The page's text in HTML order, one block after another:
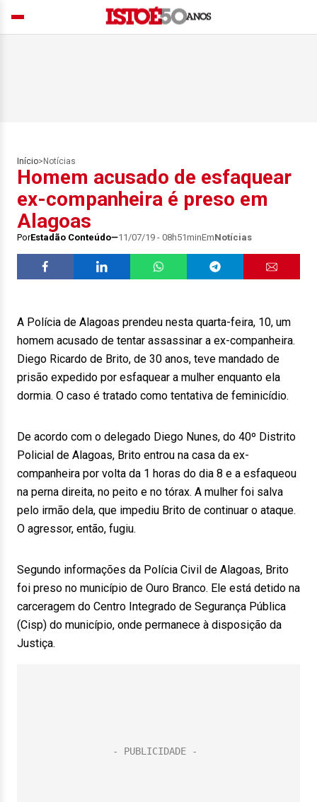
Início> Notícias
Homem acusado de esfaquear
ex-companheira é preso em
Alagoas
PorEstadão Conteúdo 11/07/19 - 08h51minEmNotícias
A Polícia de Alagoas prendeu nesta quarta-feira, 10, um
homem acusado de tentar assassinar a ex-companheira.
Diego Ricardo de Brito, de 30 anos, teve mandado de
prisão expedido por esfaquear a mulher enquanto ela
dormia. O caso é tratado como tentativa de feminicídio.
De acordo com o delegado Diego Nunes, do 40º Distrito
Policial de Alagoas, Brito entrou na casa da ex-
companheira por volta da 1 horas do dia 8 e a esfaqueou
na perna direita, no peito e no tórax. A mulher foi salva
pelo irmão dela, que impediu Brito de continuar o ataque.
O agressor, então, fugiu.
Segundo informações da Polícia Civil de Alagoas, Brito
foi preso no município de Ouro Branco. Ele está detido na
carceragem do Centro Integrado de Segurança Pública
(Cisp) do município, onde permanece à disposição da
Justiça.